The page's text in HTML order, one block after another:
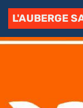
L'AUBERGE